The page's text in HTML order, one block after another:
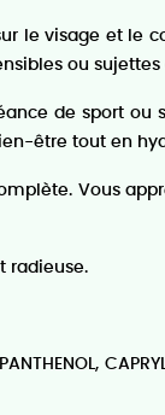
le visage et le
ou sujettes
de sport
être tout en
Vous
radieuse.